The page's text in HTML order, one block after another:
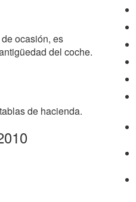
ocasión, es
del coche.
de hacienda.